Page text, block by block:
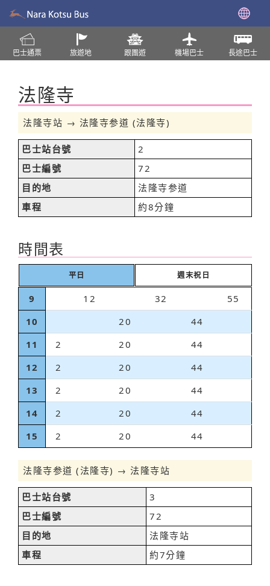
巴士通票 旅遊地 跟團遊 機場巴士 長途巴士
法隆寺
法隆寺站 → 法隆寺参道 (法隆寺)
巴士站台號
2
巴士編號
72
目的地
法隆寺参道
車程
約8分鐘
時間表
平日 週末祝日
9 12 32
55
10
20
44
11
2 20
44
12
2 20
44
13
2 20
44
14
2 20
44
15
2 20 44
法隆寺参道 (法隆寺) → 法隆寺站
巴士站台號
3
巴士編號
72
目的地
法隆寺站
車程
約7分鐘